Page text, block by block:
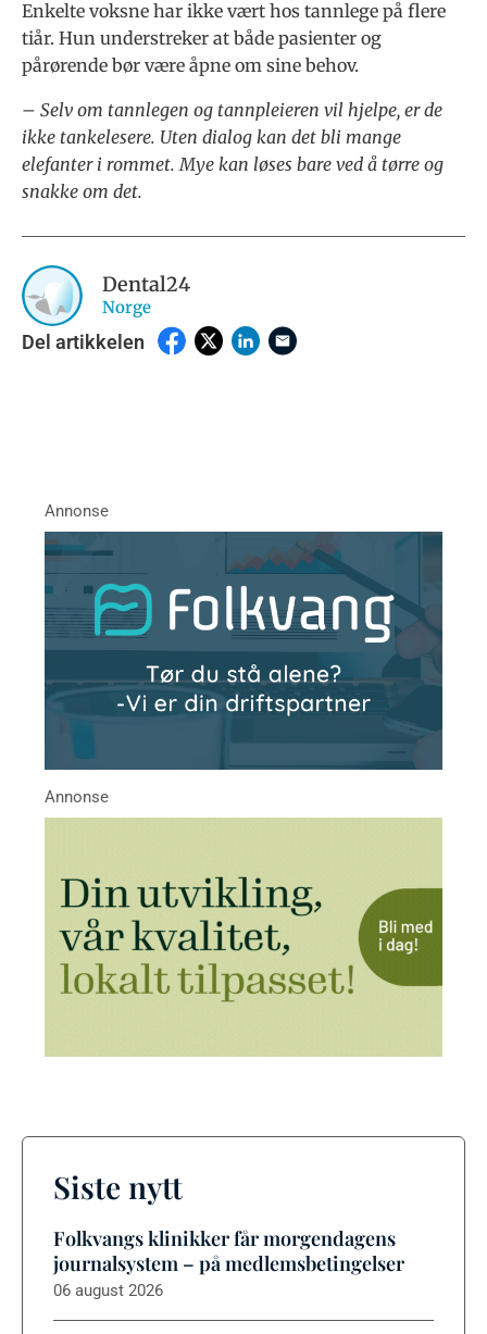
Enkelte voksne har ikke vært hos tannlege på flere
tiår. Hun understreker at både pasienter og
pårørende bør være åpne om sine behov.
– Selv om tannlegen og tannpleieren vil hjelpe, er de
ikke tankelesere. Uten dialog kan det bli mange
elefanter i rommet. Mye kan løses bare ved å tørre og
snakke om det.
Dental24
Norge
Del artikkelen
Siste nytt
Folkvangs klinikker får morgendagens
journalsystem – på medlemsbetingelser
06 august 2026